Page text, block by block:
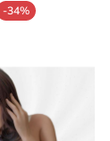
-34%